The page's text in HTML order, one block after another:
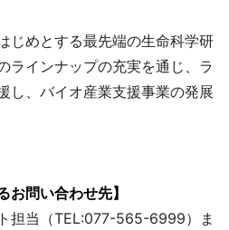
じめとする最先端の生命科学研
ラインナップの充実を通じ、ラ
し、バイオ産業支援事業の発展
お問い合わせ先】
担当（TEL:077-565-6999）ま